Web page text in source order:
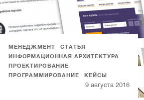
МЕНЕДЖМЕНТ
СТАТЬЯ
ИНФОРМАЦИОННАЯ АРХИТЕКТУРА
ПРОЕКТИРОВАНИЕ
ПРОГРАММИРОВАНИЕ
КЕЙСЫ
9 августа 2016